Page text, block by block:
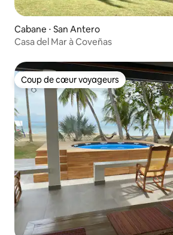
Cabane ⋅ San Antero
Casa del Mar à Coveñas
Coup de cœur voyageurs
Coup de cœur voyageurs